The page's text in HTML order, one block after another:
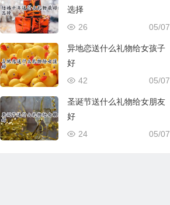
选择
05/07
26
异地恋送什么礼物给女孩子
好
05/07
42
圣诞节送什么礼物给女朋友
好
05/07
24